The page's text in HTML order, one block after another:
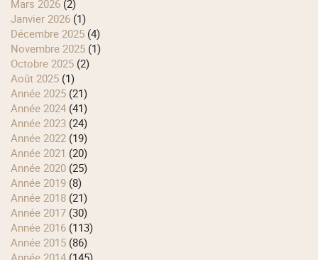
mars 2026 (2)
janvier 2026 (1)
décembre 2025 (4)
novembre 2025 (1)
octobre 2025 (2)
août 2025 (1)
année 2025 (21)
année 2024 (41)
année 2023 (24)
année 2022 (19)
année 2021 (20)
année 2020 (25)
année 2019 (8)
année 2018 (21)
année 2017 (30)
année 2016 (113)
année 2015 (86)